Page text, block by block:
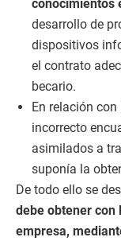
conocimientos
desarrollo de
dispositivos
el contrato
becario.
En relación con
incorrecto
asimilados a
suponía la
De todo ello se
debe obtener con
empresa,